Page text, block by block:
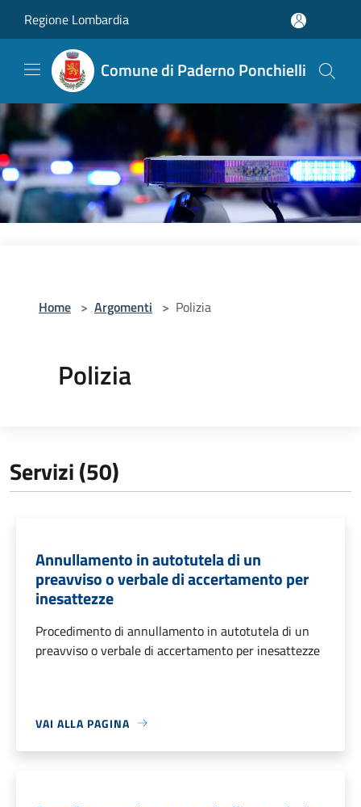
Regione Lombardia
Comune di Paderno Ponchielli
Home > Argomenti > Polizia
Polizia
Servizi (50)
Annullamento in autotutela di un
preavviso o verbale di accertamento per
inesattezze
Procedimento di annullamento in autotutela di un
preavviso o verbale di accertamento per inesattezze
VAI ALLA PAGINA